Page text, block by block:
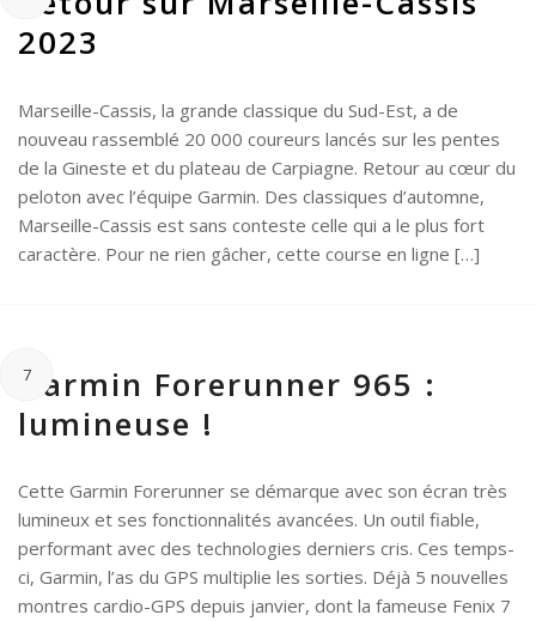
2023
Marseille-Cassis, la grande classique du Sud-Est, a de
nouveau rassemblé 20 000 coureurs lancés sur les pentes
de la Gineste et du plateau de Carpiagne. Retour au cœur du
peloton avec l’équipe Garmin. Des classiques d’automne,
Marseille-Cassis est sans conteste celle qui a le plus fort
caractère. Pour ne rien gâcher, cette course en ligne […]
7
Garmin Forerunner 965 :
lumineuse !
Cette Garmin Forerunner se démarque avec son écran très
lumineux et ses fonctionnalités avancées. Un outil fiable,
performant avec des technologies derniers cris. Ces temps-
ci, Garmin, l’as du GPS multiplie les sorties. Déjà 5 nouvelles
montres cardio-GPS depuis janvier, dont la fameuse Fenix 7